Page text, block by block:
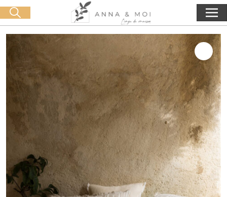
Oferta de entrega a partir de 60€ de compra 0,00€